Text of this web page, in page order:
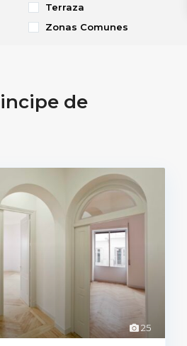
Terraza
Zonas Comunes
de
25